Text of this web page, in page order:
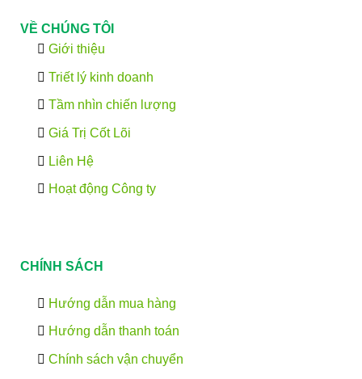
VỀ CHÚNG TÔI
Giới thiệu
Triết lý kinh doanh
Tầm nhìn chiến lượng
Giá Trị Cốt Lõi
Liên Hệ
Hoạt động Công ty
CHÍNH SÁCH
Hướng dẫn mua hàng
Hướng dẫn thanh toán
Chính sách vận chuyển